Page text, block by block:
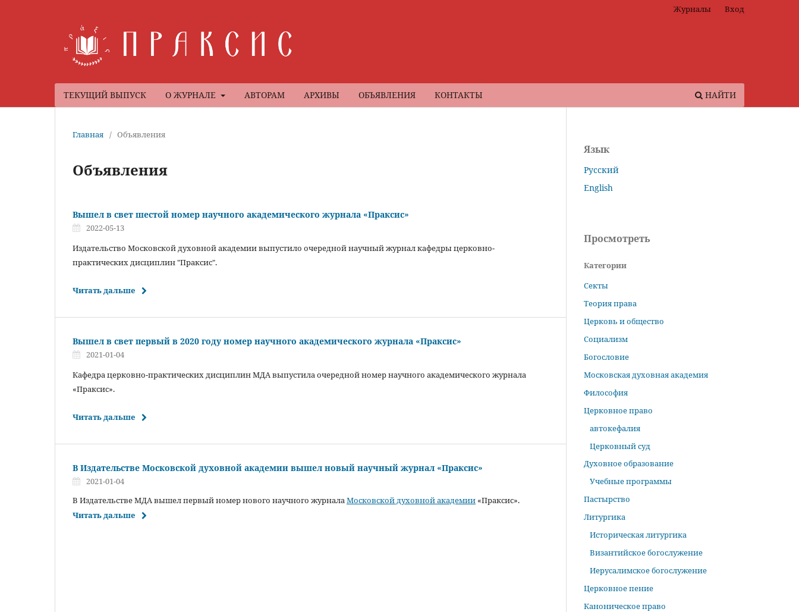
ТЕКУЩИЙ ВЫПУСК О ЖУРНАЛЕ АВТОРАМ АРХИВЫ ОБЪЯВЛЕНИЯ КОНТАКТЫ НАЙТИ
Журналы Вход
Главная / Объявления
Объявления
Вышел в свет шестой номер научного академического журнала «Праксис»
2022-05-13
Издательство Московской духовной академии выпустило очередной научный журнал кафедры церковно-
практических дисциплин "Праксис".
Читать дальше
Вышел в свет первый в 2020 году номер научного академического журнала «Праксис»
2021-01-04
Кафедра церковно-практических дисциплин МДА выпустила очередной номер научного академического журнала
«Праксис».
Читать дальше
В Издательстве Московской духовной академии вышел новый научный журнал «Праксис»
2021-01-04
В Издательстве МДА вышел первый номер нового научного журналаМосковской духовной академии «Праксис».
Читать дальше
Язык
Русский
English
Просмотреть
Категории
Секты
Теория права
Церковь и общество
Социализм
Богословие
Московская духовная академия
Философия
Церковное право
автокефалия
Церковный суд
Духовное образование
Учебные программы
Пастырство
Литургика
Историческая литургика
Византийское богослужение
Иерусалимское богослужение
Церковное пение
Каноническое право